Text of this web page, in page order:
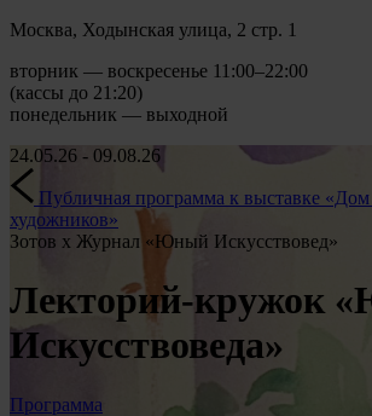
Москва, Ходынская улица, 2 стр. 1
вторник — воскресенье 11:00–22:00
(кассы до 21:20)
понедельник — выходной
24.05.26 - 09.08.26
Публичная программа к выставке «Дом
художников»
Зотов х Журнал «Юный Искусствовед»
Лекторий-кружок
Искусствоведа»
Программа